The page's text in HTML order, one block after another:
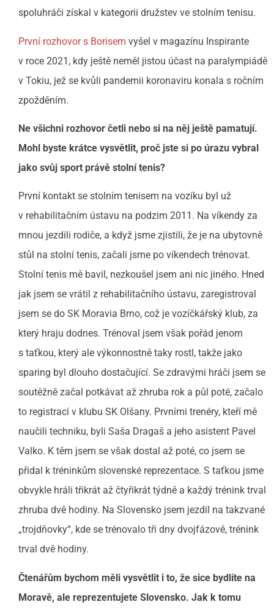
spoluhráči získal v kategorii družstev ve stolním tenisu.
První rozhovor s Borisem vyšel v magazínu Inspirante
v roce 2021, kdy ještě neměl jistou účast na paralympiádě
v Tokiu, jež se kvůli pandemii koronaviru konala s ročním
zpožděním.
Ne všichni rozhovor četli nebo si na něj ještě pamatují.
Mohl byste krátce vysvětlit, proč jste si po úrazu vybral
jako svůj sport právě stolní tenis?
První kontakt se stolním tenisem na vozíku byl už
v rehabilitačním ústavu na podzim 2011. Na víkendy za
mnou jezdili rodiče, a když jsme zjistili, že je na ubytovně
stůl na stolní tenis, začali jsme po víkendech trénovat.
Stolní tenis mě bavil, nezkoušel jsem ani nic jiného. Hned
jak jsem se vrátil z rehabilitačního ústavu, zaregistroval
jsem se do SK Moravia Brno, což je vozíčkářský klub, za
který hraju dodnes. Trénoval jsem však pořád jenom
s taťkou, který ale výkonnostně taky rostl, takže jako
sparing byl dlouho dostačující. Se zdravými hráči jsem se
soutěžně začal potkávat až zhruba rok a půl poté, začalo
to registrací v klubu SK Olšany. Prvními trenéry, kteří mě
naučili techniku, byli Saša Dragaš a jeho asistent Pavel
Valko. K těm jsem se však dostal až poté, co jsem se
přidal k tréninkům slovenské reprezentace. S taťkou jsme
obvykle hráli třikrát až čtyřikrát týdně a každý trénink trval
zhruba dvě hodiny. Na Slovensko jsem jezdil na takzvané
„trojdňovky“, kde se trénovalo tři dny dvojfázově, trénink
trval dvě hodiny.
Čtenářům bychom měli vysvětlit i to, že sice bydlíte na
Moravě, ale reprezentujete Slovensko. Jak k tomu